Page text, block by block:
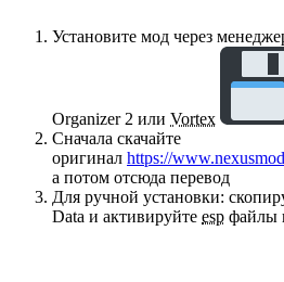
Установите мод через
Organizer 2 или Vortex
Сначала скачайте
оригинал https://
а потом отсюда перевод
Для ручной установки:
Data и активируйте esp файлы